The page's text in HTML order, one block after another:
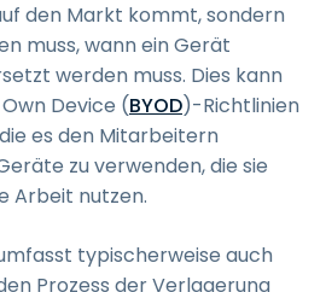
den Markt kommt, sondern
muss, wann ein Gerät
werden muss. Dies kann
Device (BYOD)-Richtlinien
es den Mitarbeitern
zu verwenden, die sie
Arbeit nutzen.
typischerweise auch
Prozess der Verlagerung